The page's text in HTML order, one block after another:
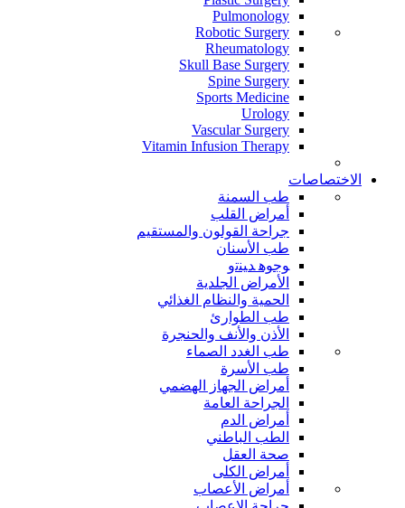
Pulmonology
Robotic Surgery
Rheumatology
Skull Base Surgery
Spine Surgery
Sports Medicine
Urology
Vascular Surgery
Vitamin Infusion Therapy
الاختصاصات
طب السمنة
أمراض القلب
جراحة القولون والمستقيم
طب الأسنان
ﻮﺟﻮﻫ ﺪﻴﻨﺗﻭ
الأمراض الجلدية
الحمية والنظام الغذائي
طب الطوارئ
الأذن والأنف والحنجرة
طب الغدد الصماء
طب الأسرة
أمراض الجهاز الهضمي
الجراحة العامة
أمراض الدم
الطب الباطني
صحة العقل
أمراض الكلى
أمراض الأعصاب